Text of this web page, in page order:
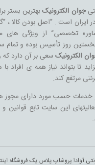
جوان الکترونیکبهترین بستر
ایران است . “اصل بودن کالا ،
تخصصی” از ویژگی
روز تأسیس بوده و تمام
الکترونیکسعی بر آن دارد که
تا بتواند نیاز همه ی افراد
مرتفع کند.
خدمات حسب مورد دارای مجوز
این سایت تابع قوانین
آوادا پروشاپ پلاس یک فروشگاه